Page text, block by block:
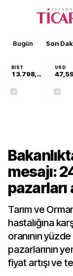
Bugün Son
BIST
13.798,82
USD
mesajı:
pazarları
Tarım ve
hastalığına
oranının
pazarlarının
fiyat artışı ve